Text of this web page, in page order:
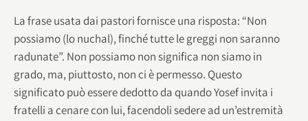
La frase usata dai pastori fornisce una risposta: “Non
possiamo (lo nuchal), finché tutte le greggi non saranno
radunate”. Non possiamo non significa non siamo in
grado, ma, piuttosto, non ci è permesso. Questo
significato può essere dedotto da quando Yosef invita i
fratelli a cenare con lui, facendoli sedere ad un’estremità